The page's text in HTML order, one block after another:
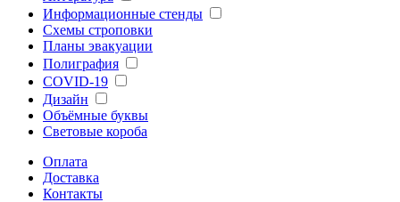
Информационные стенды
Схемы строповки
Планы эвакуации
Полиграфия
COVID-19
Дизайн
Объёмные буквы
Световые короба
Оплата
Доставка
Контакты